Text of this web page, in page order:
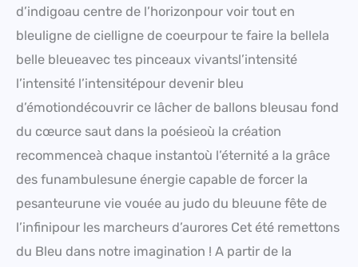
d’indigoau centre de l’horizonpour voir tout en
bleuligne de cielligne de coeurpour te faire la bellela
belle bleueavec tes pinceaux vivantsl’intensité
l’intensité l’intensitépour devenir bleu
d’émotiondécouvrir ce lâcher de ballons bleusau fond
du cœurce saut dans la poésieoù la création
recommenceà chaque instantoù l’éternité a la grâce
des funambulesune énergie capable de forcer la
pesanteurune vie vouée au judo du bleuune fête de
l’infinipour les marcheurs d’aurores Cet été remettons
du Bleu dans notre imagination ! A partir de la